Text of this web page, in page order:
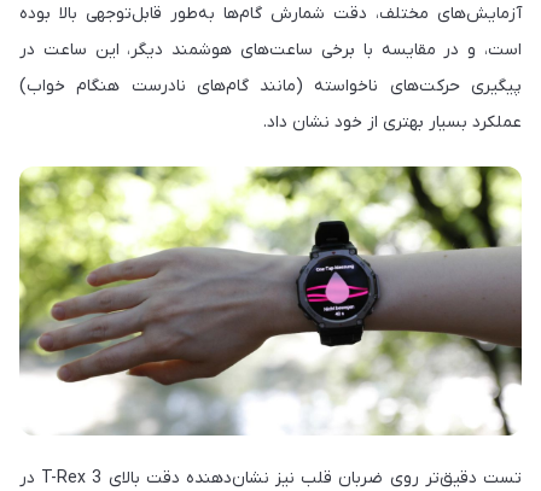
آزمایش‌های مختلف، دقت شمارش گام‌ها به‌طور قابل‌توجهی بالا بوده
است، و در مقایسه با برخی ساعت‌های هوشمند دیگر، این ساعت در
پیگیری حرکت‌های ناخواسته (مانند گام‌های نادرست هنگام خواب)
عملکرد بسیار بهتری از خود نشان داد.
تست دقیق‌تر روی ضربان قلب نیز نشان‌دهنده دقت بالای T-Rex 3 در